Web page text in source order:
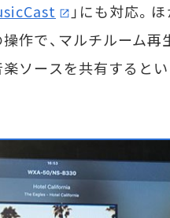
」にも対応。
作で、マルチルーム
ソースを共有すると